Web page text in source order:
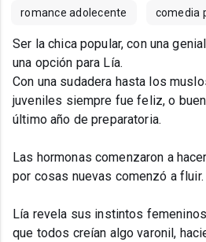
romance adolecente comedia
Ser la chica popular, con una
una opción para Lía.
Con una sudadera hasta los
juveniles siempre fue feliz, o
último año de preparatoria.
Las hormonas comenzaron a
por cosas nuevas comenzó a fluir.
Lía revela sus instintos
que todos creían algo varonil,